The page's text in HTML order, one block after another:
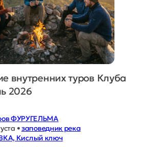
внутренних туров Клуба
2026
ФУРУГЕЛЬМА
•заповедник река
Кислый ключ